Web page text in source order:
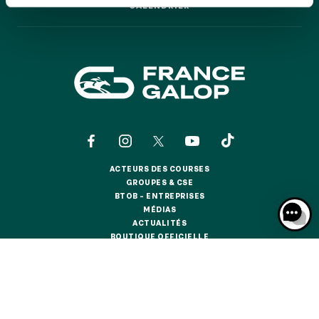
LA GARDEN PARTY - CYGAMES GRAND PRIX DE PARIS -
LA GARDEN PARTY - CYGAMES GRAND PRIX DE PARIS -
OFFRES, PASS & ABONNEMENTS
ABONNEMENTS ANNUELS
ABONNEMENTS ANNUELS
CALENDRIER
ACTEURS DES COURSES
ACTEURS DES COURSES
GROUPES & CSE
GROUPES & CSE
BTOB – ENTREPRISES
BTOB – ENTREPRISES
MÉDIAS
MÉDIAS
ACTUALITÉS
ACTUALITÉS
BOUTIQUE OFFICIELLE